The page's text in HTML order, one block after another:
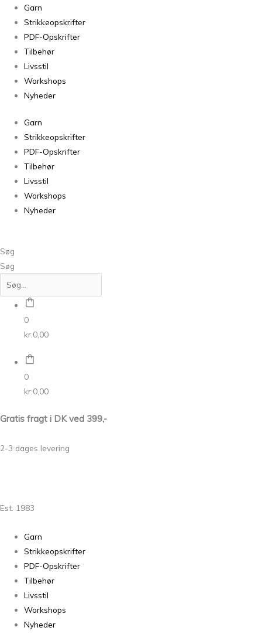
Garn
Strikkeopskrifter
PDF-Opskrifter
Tilbehør
Livsstil
Workshops
Nyheder
Garn
Strikkeopskrifter
PDF-Opskrifter
Tilbehør
Livsstil
Workshops
Nyheder
Søg
Søg
0
kr. 0,00
0
kr. 0,00
Gratis fragt i DK ved 399,-
2-3 dages levering
Est. 1983
Garn
Strikkeopskrifter
PDF-Opskrifter
Tilbehør
Livsstil
Workshops
Nyheder
Tromsø
Ensfarvet
Vanilla
0099
antal